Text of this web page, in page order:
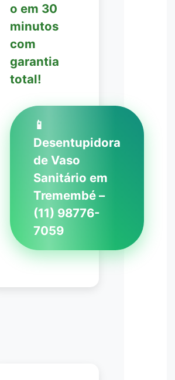
o em 30
minutos
com
garantia
total!
📱
Desentupidora
de Vaso
Sanitário em
Tremembé –
(11) 98776-
7059